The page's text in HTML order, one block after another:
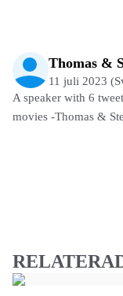
Thomas &
11 juli 2023
A speaker with 6
movies -Thomas &